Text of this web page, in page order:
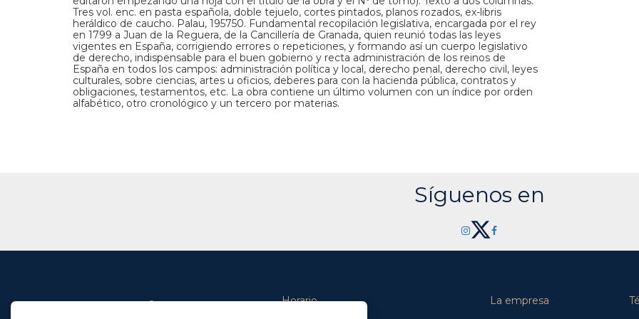
Tres vol. enc. en pasta española, doble tejuelo, cortes pintados, planos rozados, ex-libris
heráldico de caucho. Palau, 195750. Fundamental recopilación legislativa, encargada por el rey
en 1799 a Juan de la Reguera, de la Cancillería de Granada, quien reunió todas las leyes
vigentes en España, corrigiendo errores o repeticiones, y formando así un cuerpo legislativo
de derecho, indispensable para el buen gobierno y recta administración de los reinos de
España en todos los campos: administración política y local, derecho penal, derecho civil, leyes
culturales, sobre ciencias, artes u oficios, deberes para con la hacienda pública, contratos y
obligaciones, testamentos, etc. La obra contiene un último volumen con un índice por orden
alfabético, otro cronológico y un tercero por materias.
Síguenos en
Horario La empresa